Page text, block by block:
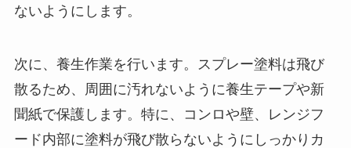
ないようにします。
次に、養生作業を行います。スプレー塗料は飛び
散るため、周囲に汚れないように養生テープや新
聞紙で保護します。特に、コンロや壁、レンジフ
ード内部に塗料が飛び散らないようにしっかりカ